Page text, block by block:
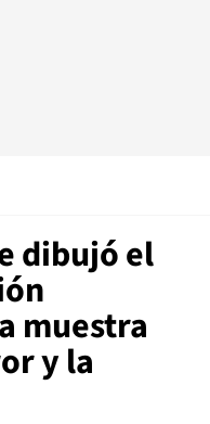
dibujó el
muestra
y la